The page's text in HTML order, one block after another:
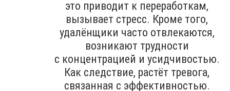
это приводит к переработкам,
вызывает стресс. Кроме того,
удалёнщики часто отвлекаются,
возникают трудности
с концентрацией и усидчивостью.
Как следствие, растёт тревога,
связанная с эффективностью.